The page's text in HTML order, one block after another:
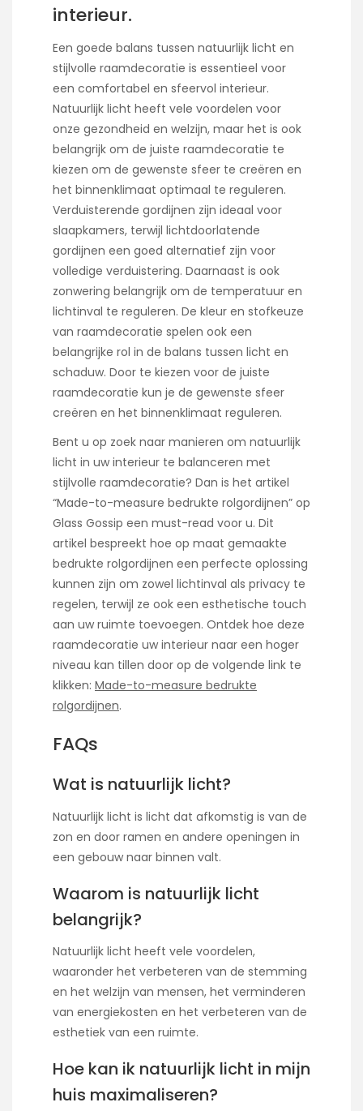
interieur.
Een goede balans tussen natuurlijk licht en
stijlvolle raamdecoratie is essentieel voor
een comfortabel en sfeervol interieur.
Natuurlijk licht heeft vele voordelen voor
onze gezondheid en welzijn, maar het is ook
belangrijk om de juiste raamdecoratie te
kiezen om de gewenste sfeer te creëren en
het binnenklimaat optimaal te reguleren.
Verduisterende gordijnen zijn ideaal voor
slaapkamers, terwijl lichtdoorlatende
gordijnen een goed alternatief zijn voor
volledige verduistering. Daarnaast is ook
zonwering belangrijk om de temperatuur en
lichtinval te reguleren. De kleur en stofkeuze
van raamdecoratie spelen ook een
belangrijke rol in de balans tussen licht en
schaduw. Door te kiezen voor de juiste
raamdecoratie kun je de gewenste sfeer
creëren en het binnenklimaat reguleren.
Bent u op zoek naar manieren om natuurlijk
licht in uw interieur te balanceren met
stijlvolle raamdecoratie? Dan is het artikel
“Made-to-measure bedrukte rolgordijnen” op
Glass Gossip een must-read voor u. Dit
artikel bespreekt hoe op maat gemaakte
bedrukte rolgordijnen een perfecte oplossing
kunnen zijn om zowel lichtinval als privacy te
regelen, terwijl ze ook een esthetische touch
aan uw ruimte toevoegen. Ontdek hoe deze
raamdecoratie uw interieur naar een hoger
niveau kan tillen door op de volgende link te
klikken: Made-to-measure bedrukte
rolgordijnen.
FAQs
Wat is natuurlijk licht?
Natuurlijk licht is licht dat afkomstig is van de
zon en door ramen en andere openingen in
een gebouw naar binnen valt.
Waarom is natuurlijk licht
belangrijk?
Natuurlijk licht heeft vele voordelen,
waaronder het verbeteren van de stemming
en het welzijn van mensen, het verminderen
van energiekosten en het verbeteren van de
esthetiek van een ruimte.
Hoe kan ik natuurlijk licht in mijn
huis maximaliseren?